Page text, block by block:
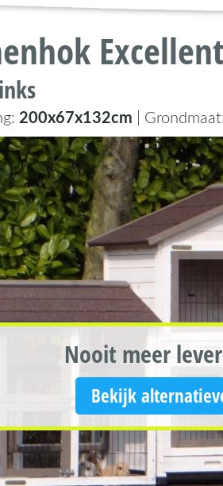
200x67x132cm |
Nooit meer
Bekijk